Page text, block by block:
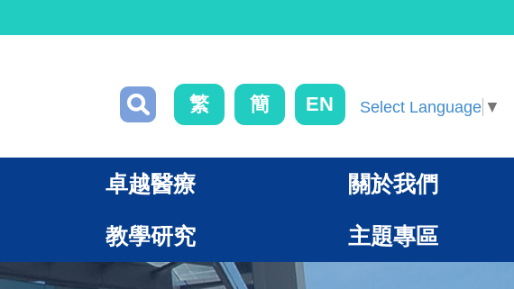
繁 簡 EN Select Language ▼
卓越醫療 關於我們
教學研究 主題專區